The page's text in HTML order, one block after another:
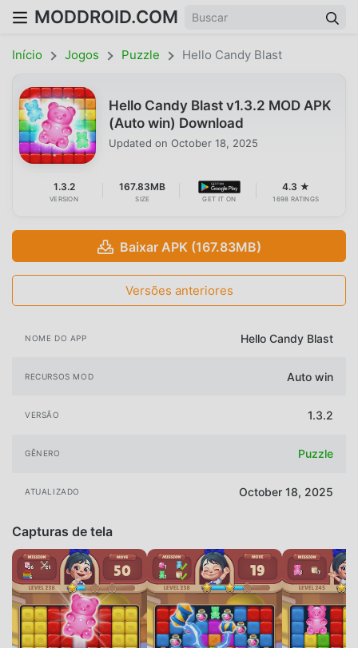
MODDROID.COM
Início Jogos Puzzle Hello Candy Blast
Hello Candy Blast v1.3.2 MOD APK
(Auto win) Download
Updated on October 18, 2025
1.3.2
VERSION
167.83MB
SIZE GET IT ON
4.3 ★
1698 RATINGS
Baixar APK (167.83MB)
Versões anteriores
NOME DO APP Hello Candy Blast
RECURSOS MOD Auto win
VERSÃO 1.3.2
GÊNERO Puzzle
ATUALIZADO October 18, 2025
Capturas de tela